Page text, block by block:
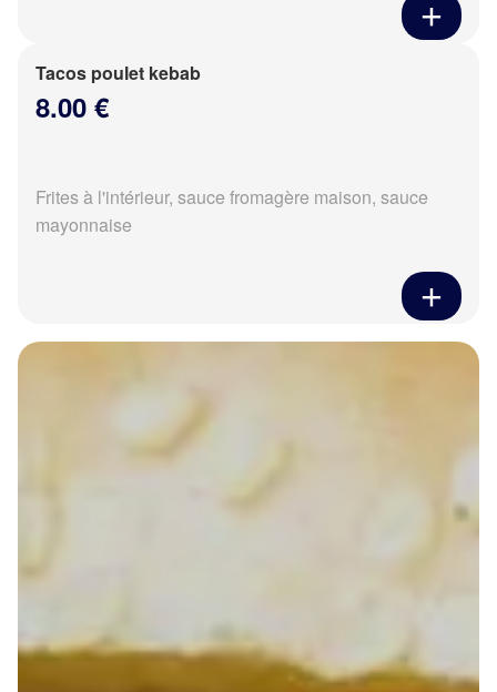
Tacos poulet kebab
8.00 €
Frites à l'intérieur, sauce fromagère maison, sauce
mayonnaise